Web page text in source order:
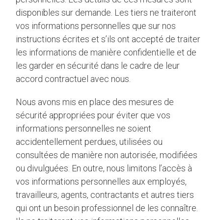
disponibles sur demande. Les tiers ne traiteront
vos informations personnelles que sur nos
instructions écrites et s’ils ont accepté de traiter
les informations de manière confidentielle et de
les garder en sécurité dans le cadre de leur
accord contractuel avec nous.
Nous avons mis en place des mesures de
sécurité appropriées pour éviter que vos
informations personnelles ne soient
accidentellement perdues, utilisées ou
consultées de manière non autorisée, modifiées
ou divulguées. En outre, nous limitons l’accès à
vos informations personnelles aux employés,
travailleurs, agents, contractants et autres tiers
qui ont un besoin professionnel de les connaître.